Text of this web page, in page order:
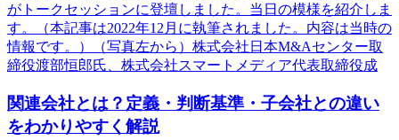
がトークセッションに登壇しました。当日の模様を紹介しま
す。（本記事は2022年12月に執筆されました。内容は当時の
情報です。）（写真左から）株式会社日本M&Aセンター取
締役渡部恒郎氏、株式会社スマートメディア代表取締役成
関連会社とは？定義・判断基準・子会社との違い
をわかりやすく解説